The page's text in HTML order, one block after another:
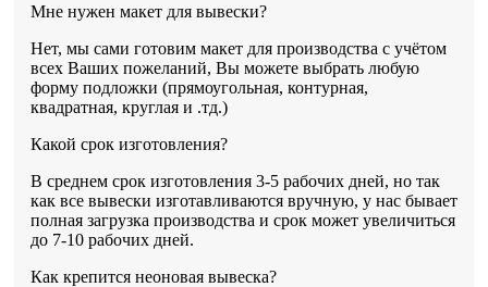
Мне нужен макет для вывески?
Нет, мы сами готовим макет для производства с учётом
всех Ваших пожеланий, Вы можете выбрать любую
форму подложки (прямоугольная, контурная,
квадратная, круглая и .тд.)
Какой срок изготовления?
В среднем срок изготовления 3-5 рабочих дней, но так
как все вывески изготавливаются вручную, у нас бывает
полная загрузка производства и срок может увеличиться
до 7-10 рабочих дней.
Как крепится неоновая вывеска?